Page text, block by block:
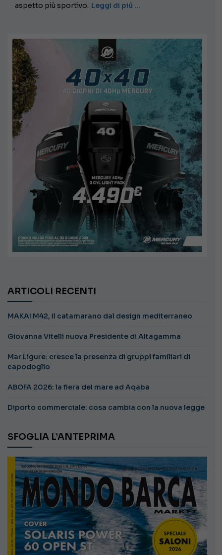
aspetto più sportivo. Leggi di piú …
ARTICOLI RECENTI
MAKAI M42, il catamarano dal design mediterraneo
Giovanna Vitelli nuova Presidente di Altagamma
Mar Ligure: cresce la presenza di gruppi familiari di
capodoglio
ABOFA 2026: la fiera del mare ad Aqaba
Diporto commerciale: cosa cambia con la nuova legge
SFOGLIA L’ANTEPRIMA